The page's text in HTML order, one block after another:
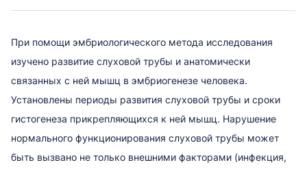
При помощи эмбриологического метода исследования
изучено развитие слуховой трубы и анатомически
связанных с ней мышц в эмбриогенезе человека.
Установлены периоды развития слуховой трубы и сроки
гистогенеза прикрепляющихся к ней мышц. Нарушение
нормального функционирования слуховой трубы может
быть вызвано не только внешними факторами (инфекция,